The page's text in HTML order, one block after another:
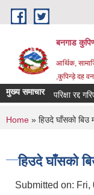
Skip to main content
बनगाड
आर्थिक,
,कुपिन्ड़े दह
मुख्य समाचारपरिक्षा रद्द
You are
Home » हिउदे घाँसको‍ बिउ
हिउदे घाँसको‍
Submitted on: Fri,